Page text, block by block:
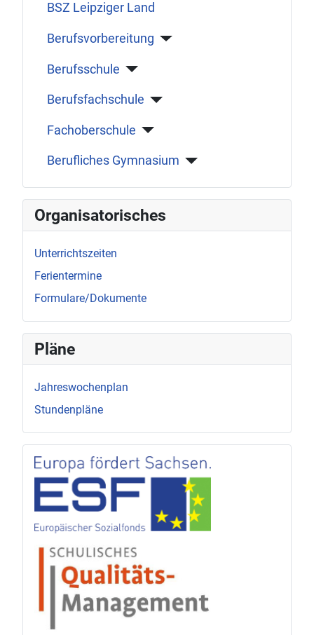
BSZ Leipziger Land
Berufsvorbereitung
Berufsschule
Berufsfachschule
Fachoberschule
Berufliches Gymnasium
Organisatorisches
Unterrichtszeiten
Ferientermine
Formulare/Dokumente
Pläne
Jahreswochenplan
Stundenpläne